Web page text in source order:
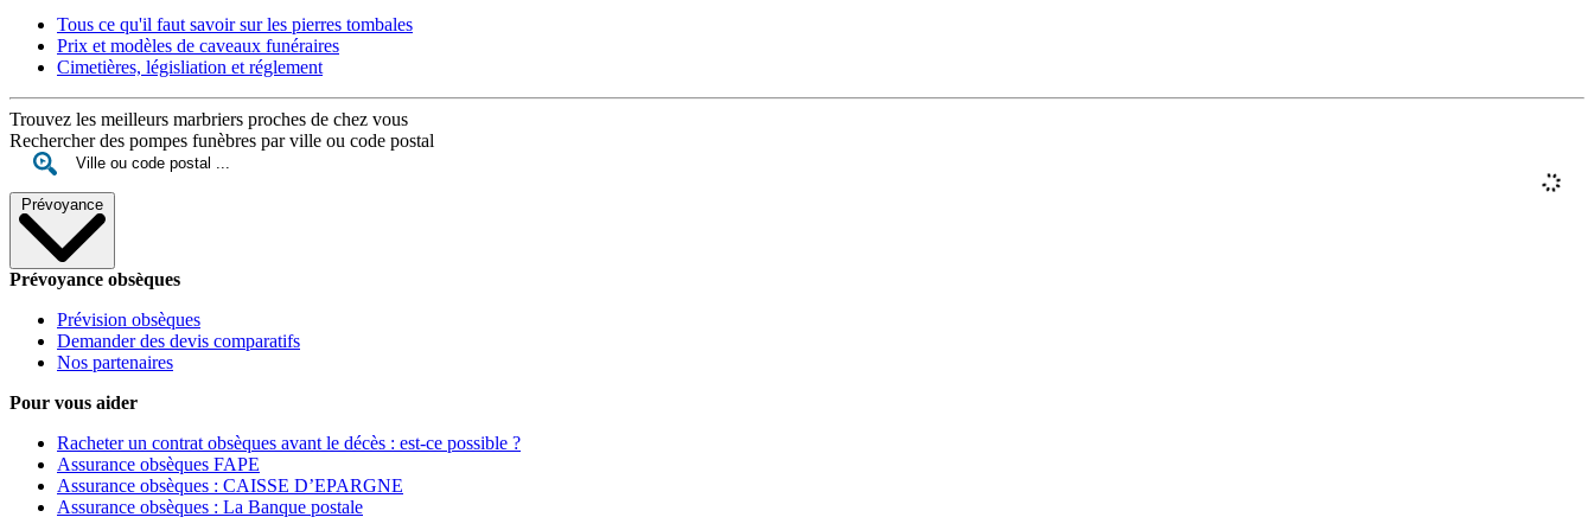
Tous ce qu'il faut savoir sur les pierres tombales
Prix et modèles de caveaux funéraires
Cimetières, législiation et réglement
Trouvez les meilleurs marbriers proches de chez vous
Rechercher des pompes funèbres par ville ou code postal
Prévoyance
Prévoyance obsèques
Prévision obsèques
Demander des devis comparatifs
Nos partenaires
Pour vous aider
Racheter un contrat obsèques avant le décès : est-ce possible ?
Assurance obsèques FAPE
Assurance obsèques : CAISSE D’EPARGNE
Assurance obsèques : La Banque postale